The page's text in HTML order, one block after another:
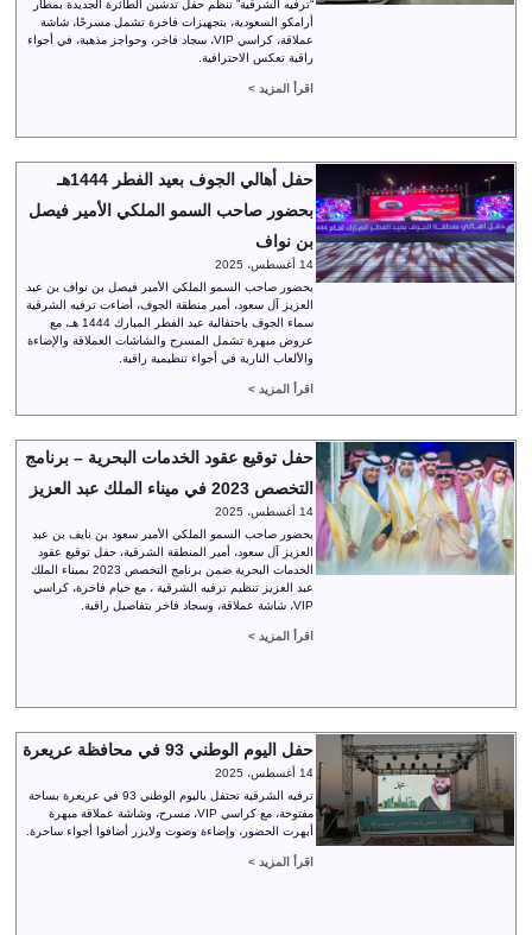
“ترفيه الشرقية” تنظم حفل تدشين الطائرة الجديدة بمطار
أرامكو السعودية، بتجهيزات فاخرة تشمل مسرحًا، شاشة
عملاقة، كراسي VIP، سجاد فاخر، وحواجز مذهبة، في أجواء
راقية تعكس الاحترافية.
اقرأ المزيد >
حفل أهالي الجوف بعيد الفطر 1444هـ
بحضور صاحب السمو الملكي الأمير فيصل
بن نواف
14 أغسطس، 2025
بحضور صاحب السمو الملكي الأمير فيصل بن نواف بن عبد
العزيز آل سعود، أمير منطقة الجوف، أضاءت ترفيه الشرقية
سماء الجوف باحتفالية عيد الفطر المبارك 1444 هـ، مع
عروض مبهرة تشمل المسرح والشاشات العملاقة والإضاءة
والألعاب النارية في أجواء تنظيمية راقية.
اقرأ المزيد >
حفل توقيع عقود الخدمات البحرية – برنامج
التخصص 2023 في ميناء الملك عبد العزيز
14 أغسطس، 2025
بحضور صاحب السمو الملكي الأمير سعود بن نايف بن عبد
العزيز آل سعود، أمير المنطقة الشرقية، حفل توقيع عقود
الخدمات البحرية ضمن برنامج التخصص 2023 بميناء الملك
عبد العزيز تنظيم ترفيه الشرقية ، مع خيام فاخرة، كراسي
VIP، شاشة عملاقة، وسجاد فاخر بتفاصيل راقية.
اقرأ المزيد >
حفل اليوم الوطني 93 في محافظة عريعرة
14 أغسطس، 2025
ترفيه الشرقية تحتفل باليوم الوطني 93 في عريعرة بساحة
مفتوحة، مع كراسي VIP، مسرح، وشاشة عملاقة مبهرة
أبهرت الحضور، وإضاءة وصوت ولايزر أضافوا أجواء ساحرة.
اقرأ المزيد >